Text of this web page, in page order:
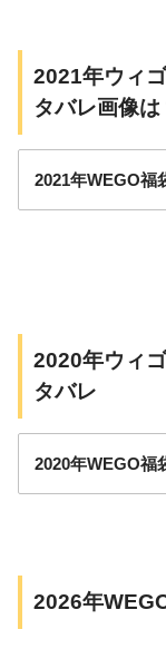
January 2,
販売価格：5,500円
中身の総額：
販売価格：11,000
総額：30,000円程
サイズ：フリー
帽子
31, 2022
2021年ウィ
タバレ画像は
2021年WEGO福
2020年ウィ
タバレ
2020年WEGO福
・メンズ1万円
2026年